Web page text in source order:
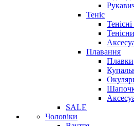
Теніс
Плавання
Плавки
SALE
Чоловіки